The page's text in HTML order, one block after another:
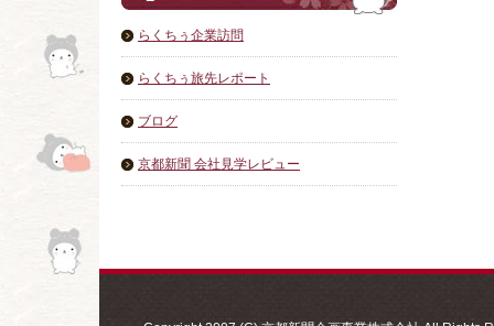
らくちぅ企業訪問
らくちぅ旅先レポート
ブログ
京都新聞 会社見学レビュー